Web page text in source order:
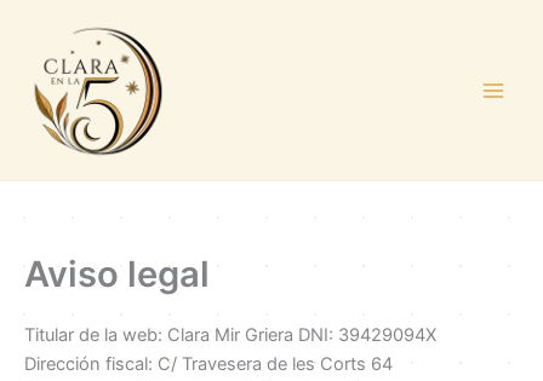
contenido
Aviso legal
Titular de la web: Clara Mir Griera DNI: 39429094X
Dirección fiscal: C/ Travesera de les Corts 64